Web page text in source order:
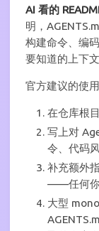
AI 看的
明，
构建命令、编
要知道的上下文
官方建议的使
在仓库根
写上对
令、代码
补充额外
——任何你
大型